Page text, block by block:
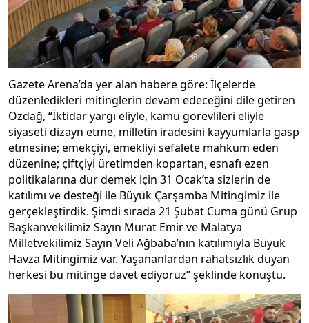
Gazete Arena’da yer alan habere göre: İlçelerde
düzenledikleri mitinglerin devam edeceğini dile getiren
Özdağ, “İktidar yargı eliyle, kamu görevlileri eliyle
siyaseti dizayn etme, milletin iradesini kayyumlarla gasp
etmesine; emekçiyi, emekliyi sefalete mahkum eden
düzenine; çiftçiyi üretimden kopartan, esnafı ezen
politikalarına dur demek için 31 Ocak’ta sizlerin de
katılımı ve desteği ile Büyük Çarşamba Mitingimiz ile
gerçekleştirdik. Şimdi sırada 21 Şubat Cuma günü Grup
Başkanvekilimiz Sayın Murat Emir ve Malatya
Milletvekilimiz Sayın Veli Ağbaba’nın katılımıyla Büyük
Havza Mitingimiz var. Yaşananlardan rahatsızlık duyan
herkesi bu mitinge davet ediyoruz” şeklinde konuştu.